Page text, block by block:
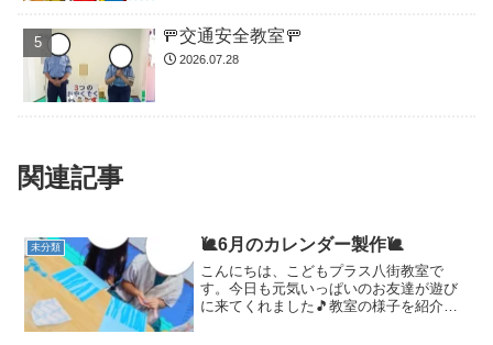
🚥交通安全教室🚥
2026.07.28
関連記事
未分類 🐌6月のカレンダー製作🐌
こんにちは、こどもプラス八街教室で
す。今日も元気いっぱいのお友達が遊び
に来てくれました🎵教室の様子を紹介し